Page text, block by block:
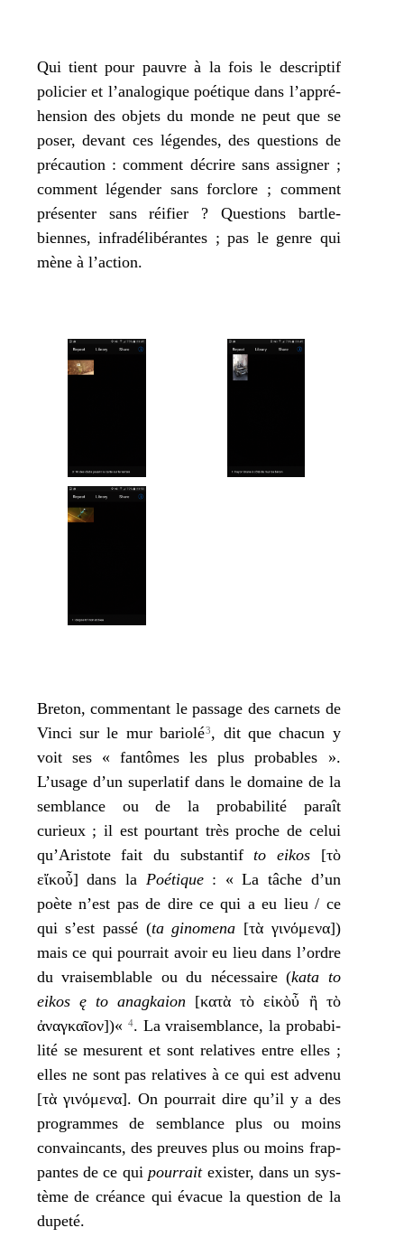
Qui tient pour pauvre à la fois le des­crip­tif
poli­cier et l’a­na­lo­gique poé­tique dans l’ap­pré­
hen­sion des objets du monde ne peut que se
poser, devant ces légendes, des ques­tions de
pré­cau­tion : com­ment décrire sans assi­gner ;
com­ment légen­der sans for­clore ; com­ment
pré­sen­ter sans réi­fier ? Questions bart­le­
biennes, infra­dé­li­bé­rantes ; pas le genre qui
mène à l’action.
Breton, com­men­tant le pas­sage des car­nets de
Vinci sur le mur bario­lé3, dit que cha­cun y
voit ses « fan­tômes les plus pro­bables ».
L’usage d’un super­la­tif dans le domaine de la
sem­blance ou de la pro­ba­bi­li­té paraît
curieux ; il est pour­tant très proche de celui
qu’Aristote fait du sub­stan­tifto eikos[τὸ
εἴκοὖ] dans la Poétique: « La tâche d’un
poète n’est pas de dire ce qui a eu lieu / ce
qui s’est pas­sé (ta gino­me­na [τὰ γινόμενα])
mais ce qui pour­rait avoir eu lieu dans l’ordre
du vrai­sem­blable ou du néces­saire (kata to
eikos ę to anag­kaion [κατὰ τὸ εἰκὸὖ ἢ τὸ
ἀναγκαῖον])« 4. La vrai­sem­blance, la pro­ba­bi­
li­té se mesurent et sont rela­tives entre elles ;
elles ne sont pas rela­tives à ce qui est adve­nu
[τὰ γινόμενα]. On pour­rait dire qu’il y a des
pro­grammes de sem­blance plus ou moins
convain­cants, des preuves plus ou moins frap­
pantes de ce qui pour­raitexis­ter, dans un sys­
tème de créance qui éva­cue la ques­tion de la
dupeté.